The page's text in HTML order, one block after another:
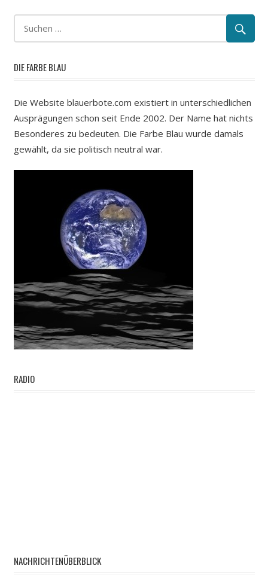
DIE FARBE BLAU
Die Website blauerbote.com existiert in unterschiedlichen
Ausprägungen schon seit Ende 2002. Der Name hat nichts
Besonderes zu bedeuten. Die Farbe Blau wurde damals
gewählt, da sie politisch neutral war.
RADIO
NACHRICHTENÜBERBLICK